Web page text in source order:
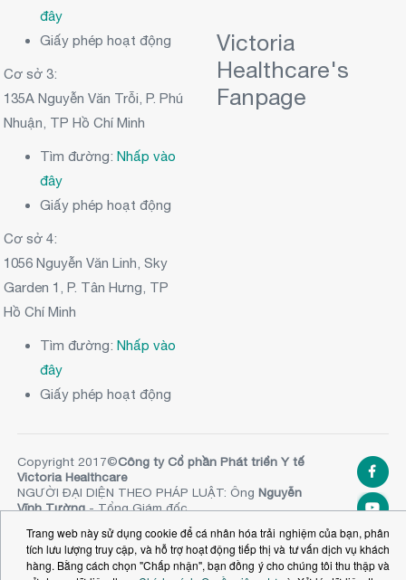
đây
Giấy phép hoạt động
Cơ sở 3:
135A Nguyễn Văn Trỗi, P. Phú
Nhuận, TP Hồ Chí Minh
Tìm đường:Nhấp vào
đây
Giấy phép hoạt động
Cơ sở 4:
1056 Nguyễn Văn Linh, Sky
Garden 1, P. Tân Hưng, TP
Hồ Chí Minh
Tìm đường:Nhấp vào
đây
Giấy phép hoạt động
Victoria
Healthcare's
Fanpage
Copyright 2017©Công ty Cổ phần Phát triển Y tế
Victoria Healthcare
NGƯỜI ĐẠI DIỆN THEO PHÁP LUẬT: ÔngNguyễn
Vĩnh Tường- Tổng Giám đốc
cấp ngày 20.11.2014 (Đăng ký thay đổi lần thứ 10,
24 tháng 12 năm 2024)
Trang web này sử dụng cookie để cá nhân hóa trải nghiệm của bạn, phân
tích lưu lượng truy cập, và hỗ trợ hoạt động tiếp thị và tư vấn dịch vụ khách
hàng. Bằng cách chọn "Chấp nhận", bạn đồng ý cho chúng tôi thu thập và